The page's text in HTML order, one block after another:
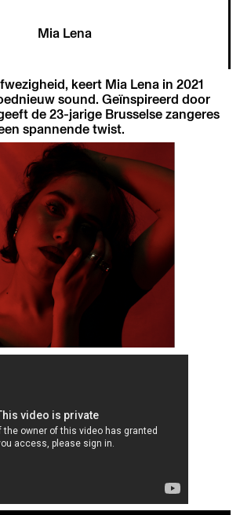
Mia Lena
keert Mia Lena in 2021
sound. Geïnspireerd door
de 23-jarige Brusselse zangeres
spannende twist.